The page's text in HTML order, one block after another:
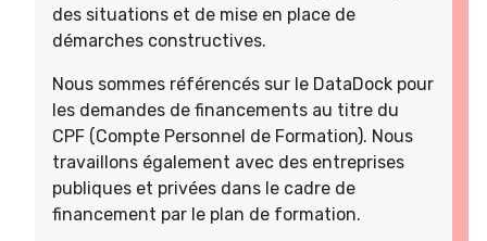
des situations et de mise en place de
démarches constructives.
Nous sommes référencés sur le DataDock pour
les demandes de financements au titre du
CPF (Compte Personnel de Formation). Nous
travaillons également avec des entreprises
publiques et privées dans le cadre de
financement par le plan de formation.